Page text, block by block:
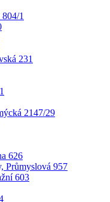
1
231
2147/29
626
Průmyslová 957
603